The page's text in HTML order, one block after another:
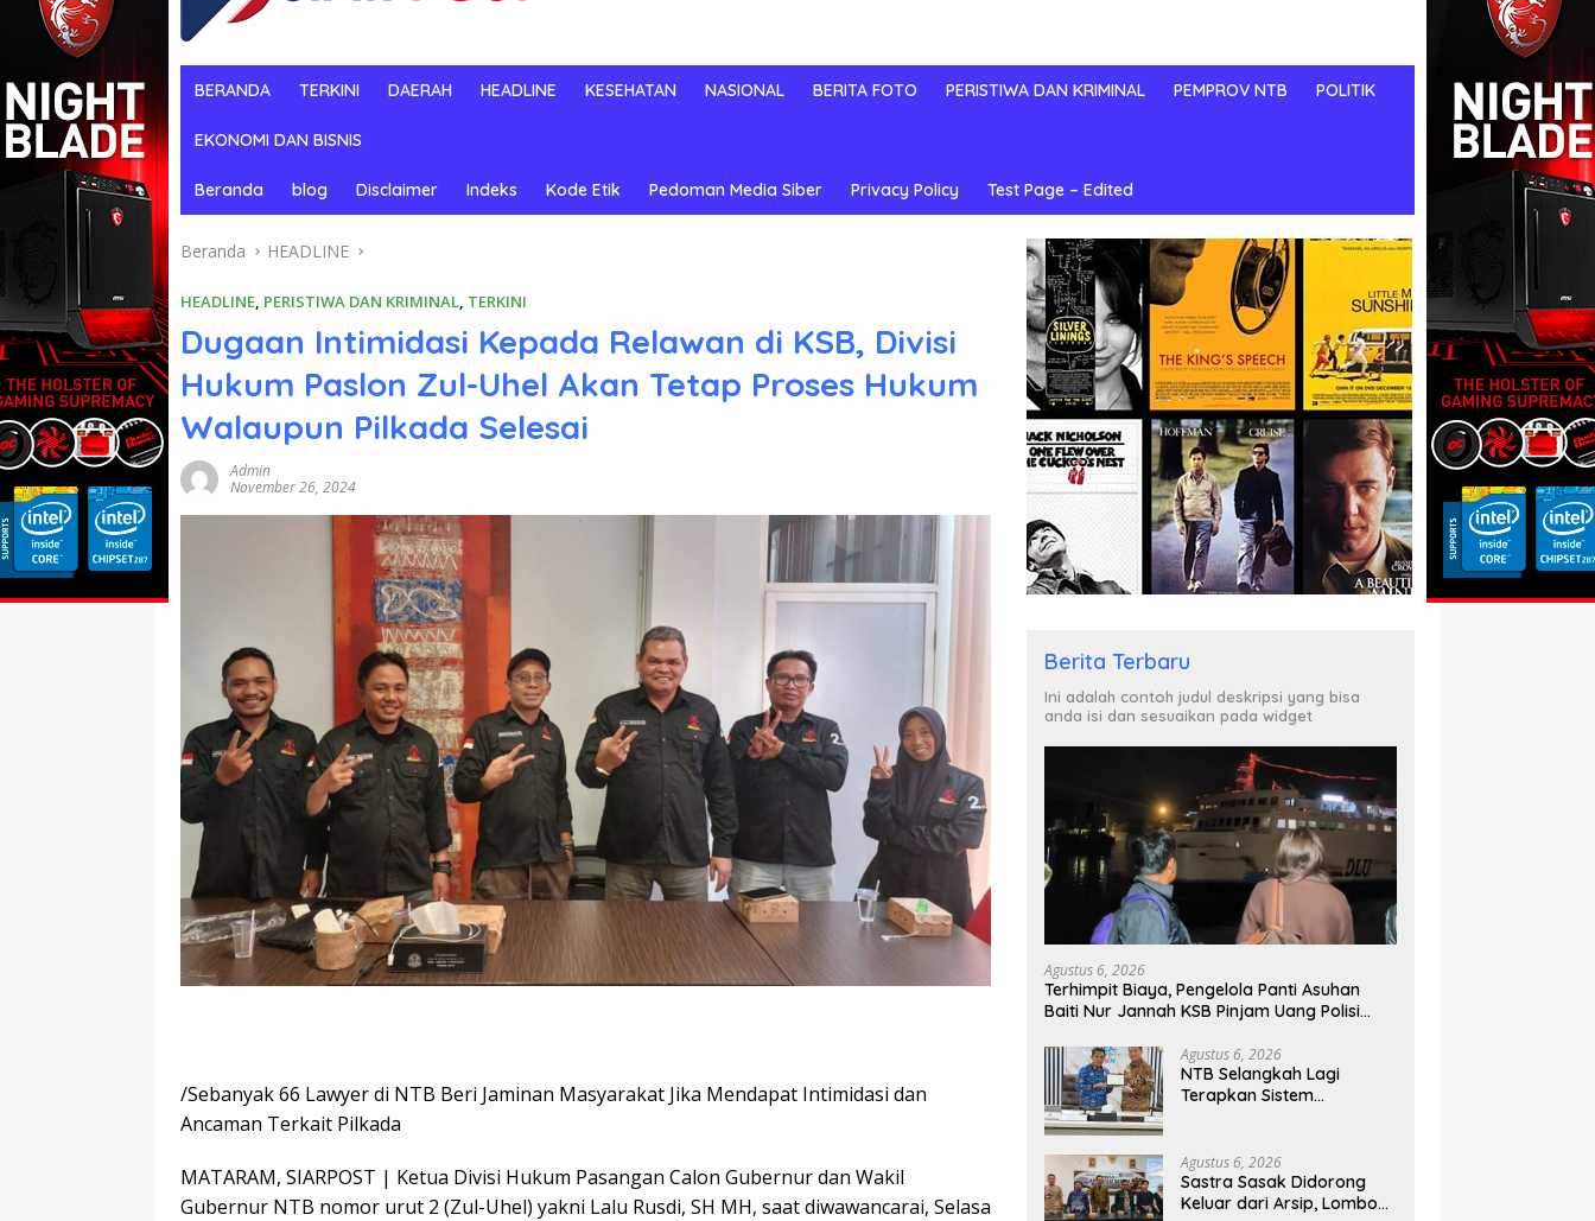
BERANDA TERKINI DAERAH HEADLINE KESEHATAN NASIONAL BERITA FOTO PERISTIWA DAN KRIMINAL PEMPROV NTB POLITIK
EKONOMI DAN BISNIS
Beranda blog Disclaimer Indeks Kode Etik Pedoman Media Siber Privacy Policy Test Page – Edited
Beranda HEADLINE
HEADLINE, PERISTIWA DAN KRIMINAL, TERKINI
Dugaan Intimidasi Kepada Relawan di KSB, Divisi
Hukum Paslon Zul-Uhel Akan Tetap Proses Hukum
Walaupun Pilkada Selesai
Admin
November 26, 2024
/Sebanyak 66 Lawyer di NTB Beri Jaminan Masyarakat Jika Mendapat Intimidasi dan
Ancaman Terkait Pilkada
MATARAM, SIARPOST | Ketua Divisi Hukum Pasangan Calon Gubernur dan Wakil
Gubernur NTB nomor urut 2 (Zul-Uhel) yakni Lalu Rusdi, SH MH, saat diwawancarai, Selasa
Berita Terbaru
Ini adalah contoh judul deskripsi yang bisa
anda isi dan sesuaikan pada widget
Agustus 6, 2026
Terhimpit Biaya, Pengelola Panti Asuhan
Baiti Nur Jannah KSB Pinjam Uang Polisi
Kunjung Tuntas
Agustus 6, 2026
NTB Selangkah Lagi
Terapkan Sistem
Agustus 6, 2026
Sastra Sasak Didorong
Keluar dari Arsip, Lombok